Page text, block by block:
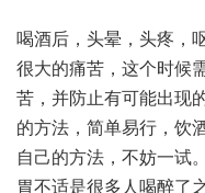
喝酒后，头晕，头疼，
很大的痛苦，这个时候
苦，并防止有可能出现
的方法，简单易行，饮
自己的方法，不妨一试
胃不适是很多人喝醉了